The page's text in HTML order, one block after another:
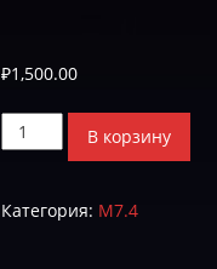
₽1,500.00
Количество
товара
S-
В корзину
Категория: М7.4